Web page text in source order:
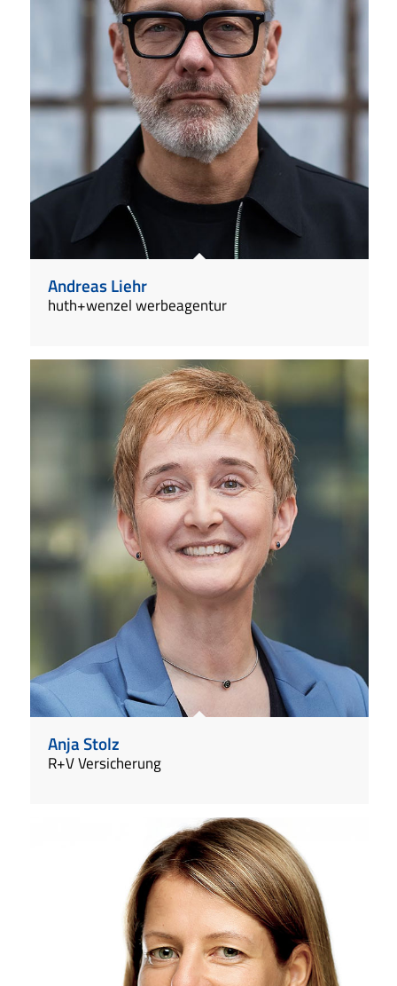
Andreas Liehr
huth+wenzel werbeagentur
Anja Stolz
R+V Versicherung